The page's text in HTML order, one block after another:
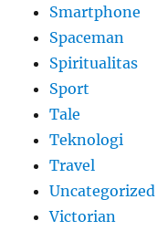
Smartphone
Spaceman
Spiritualitas
Sport
Tale
Teknologi
Travel
Uncategorized
Victorian